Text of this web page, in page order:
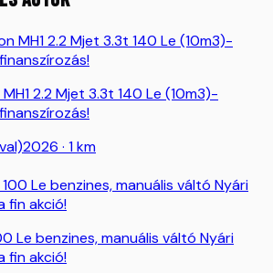
2.2 Mjet 3.3t 140 Le (10m3)-
2026 · 1 km
Le benzines, manuális váltó Nyári
fin akció!